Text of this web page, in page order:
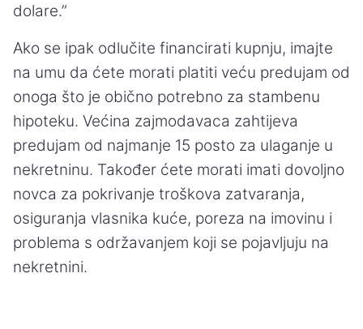
dolare.”
Ako se ipak odlučite financirati kupnju, imajte
na umu da ćete morati platiti veću predujam od
onoga što je obično potrebno za stambenu
hipoteku. Većina zajmodavaca zahtijeva
predujam od najmanje 15 posto za ulaganje u
nekretninu. Također ćete morati imati dovoljno
novca za pokrivanje troškova zatvaranja,
osiguranja vlasnika kuće, poreza na imovinu i
problema s održavanjem koji se pojavljuju na
nekretnini.